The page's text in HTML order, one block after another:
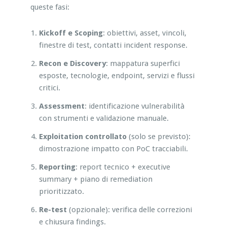
queste fasi:
Kickoff e Scoping: obiettivi, asset, vincoli,
finestre di test, contatti incident response.
Recon e Discovery: mappatura superfici
esposte, tecnologie, endpoint, servizi e flussi
critici.
Assessment: identificazione vulnerabilità
con strumenti e validazione manuale.
Exploitation controllato(solo se previsto):
dimostrazione impatto con PoC tracciabili.
Reporting: report tecnico + executive
summary + piano di remediation
prioritizzato.
Re-test (opzionale): verifica delle correzioni
e chiusura findings.